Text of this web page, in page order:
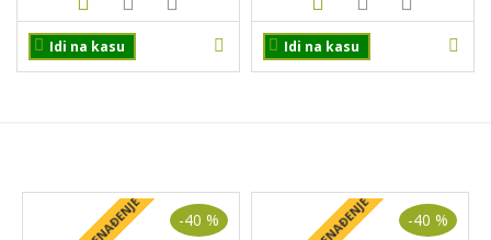
Idi na kasu Idi na kasu
-40 % -40 %